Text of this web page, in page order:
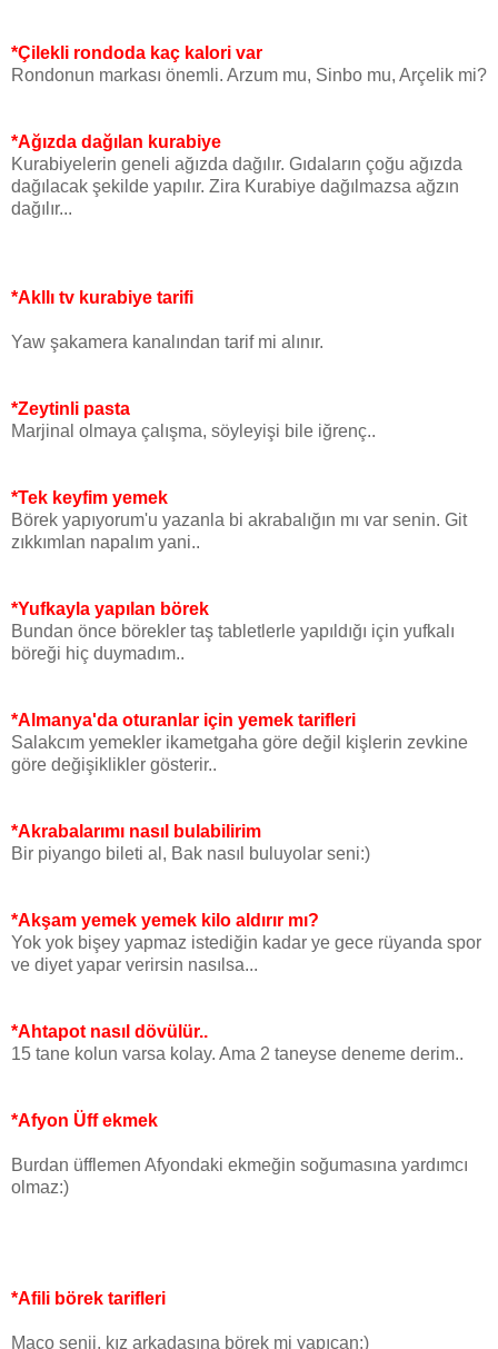
*Çilekli rondoda kaç kalori var
Rondonun markası önemli. Arzum mu, Sinbo mu, Arçelik mi?
*Ağızda dağılan kurabiye
Kurabiyelerin geneli ağızda dağılır. Gıdaların çoğu ağızda
dağılacak şekilde yapılır. Zira Kurabiye dağılmazsa ağzın
dağılır...
*Akllı tv kurabiye tarifi
Yaw şakamera kanalından tarif mi alınır.
*Zeytinli pasta
Marjinal olmaya çalışma, söyleyişi bile iğrenç..
*Tek keyfim yemek
Börek yapıyorum'u yazanla bi akrabalığın mı var senin. Git
zıkkımlan napalım yani..
*Yufkayla yapılan börek
Bundan önce börekler taş tabletlerle yapıldığı için yufkalı
böreği hiç duymadım..
*Almanya'da oturanlar için yemek tarifleri
Salakcım yemekler ikametgaha göre değil kişlerin zevkine
göre değişiklikler gösterir..
*Akrabalarımı nasıl bulabilirim
Bir piyango bileti al, Bak nasıl buluyolar seni:)
*Akşam yemek yemek kilo aldırır mı?
Yok yok bişey yapmaz istediğin kadar ye gece rüyanda spor
ve diyet yapar verirsin nasılsa...
*Ahtapot nasıl dövülür..
15 tane kolun varsa kolay. Ama 2 taneyse deneme derim..
*Afyon Üff ekmek
Burdan üfflemen Afyondaki ekmeğin soğumasına yardımcı
olmaz:)
*Afili börek tarifleri
Maço senii, kız arkadaşına börek mi yapıcan:)